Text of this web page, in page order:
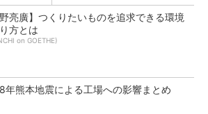
野亮廣】つくりたいものを追求できる環境
方とは
on GOETHE)
年熊本地震による工場への影響まとめ